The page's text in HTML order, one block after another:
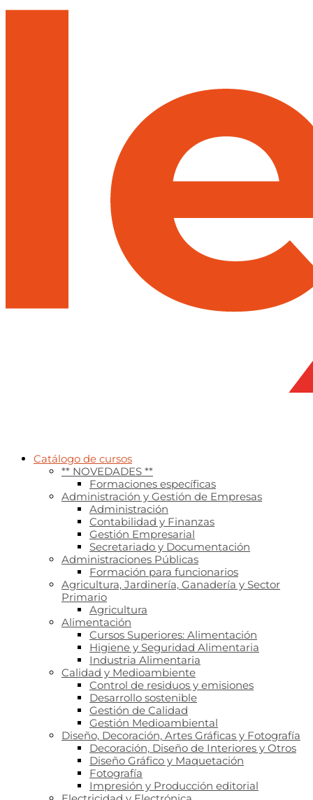
Catálogo de cursos
** NOVEDADES **
Formaciones específicas
Administración y Gestión de Empresas
Administración
Contabilidad y Finanzas
Gestión Empresarial
Secretariado y Documentación
Administraciones Públicas
Formación para funcionarios
Agricultura, Jardinería, Ganadería y Sector
Primario
Agricultura
Alimentación
Cursos Superiores: Alimentación
Higiene y Seguridad Alimentaria
Industria Alimentaria
Calidad y Medioambiente
Control de residuos y emisiones
Desarrollo sostenible
Gestión de Calidad
Gestión Medioambiental
Diseño, Decoración, Artes Gráficas y Fotografía
Decoración, Diseño de Interiores y Otros
Diseño Gráfico y Maquetación
Fotografía
Impresión y Producción editorial